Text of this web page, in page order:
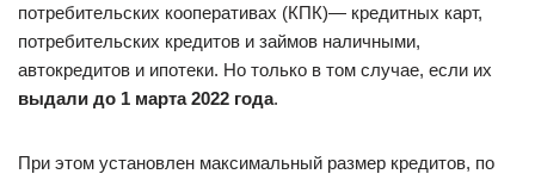
потребительских кооперативах (КПК)— кредитных карт,
потребительских кредитов и займов наличными,
автокредитов и ипотеки. Но только в том случае, если их
выдали до 1 марта 2022 года.
При этом установлен максимальный размер кредитов, по